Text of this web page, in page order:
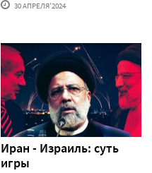
30 АПРЕЛЯ'2024
Иран - Израиль: суть
игры